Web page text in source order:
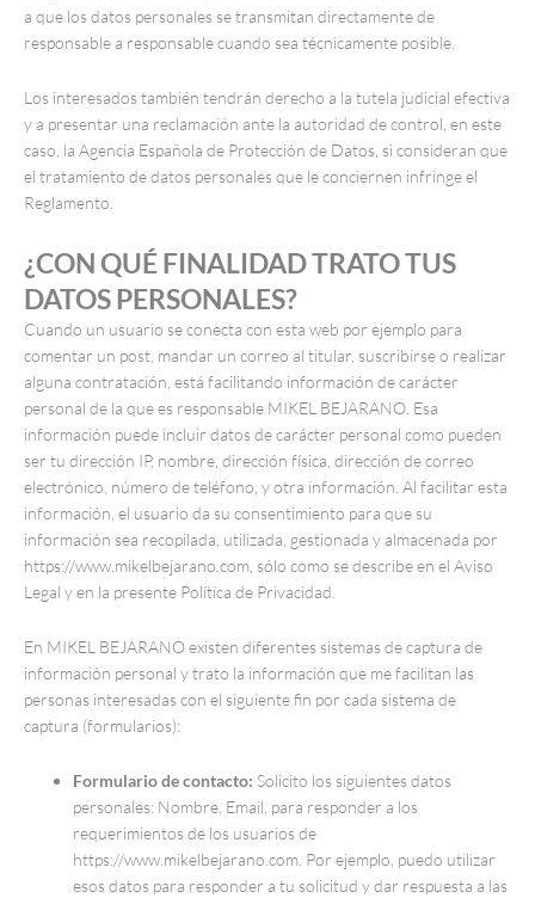
a que los datos personales se transmitan directamente de
responsable a responsable cuando sea técnicamente posible.
Los interesados también tendrán derecho a la tutela judicial efectiva
y a presentar una reclamación ante la autoridad de control, en este
caso, la Agencia Española de Protección de Datos, si consideran que
el tratamiento de datos personales que le conciernen infringe el
Reglamento.
¿CON QUÉ FINALIDAD TRATO TUS
DATOS PERSONALES?
Cuando un usuario se conecta con esta web por ejemplo para
comentar un post, mandar un correo al titular, suscribirse o realizar
alguna contratación, está facilitando información de carácter
personal de la que es responsable MIKEL BEJARANO. Esa
información puede incluir datos de carácter personal como pueden
ser tu dirección IP, nombre, dirección física, dirección de correo
electrónico, número de teléfono, y otra información. Al facilitar esta
información, el usuario da su consentimiento para que su
información sea recopilada, utilizada, gestionada y almacenada por
https://www.mikelbejarano.com, sólo como se describe en el Aviso
Legal y en la presente Política de Privacidad.
En MIKEL BEJARANO existen diferentes sistemas de captura de
información personal y trato la información que me facilitan las
personas interesadas con el siguiente fin por cada sistema de
captura (formularios):
Formulario de contacto: Solicito los siguientes datos
personales: Nombre, Email, para responder a los
requerimientos de los usuarios de
https://www.mikelbejarano.com. Por ejemplo, puedo utilizar
esos datos para responder a tu solicitud y dar respuesta a las